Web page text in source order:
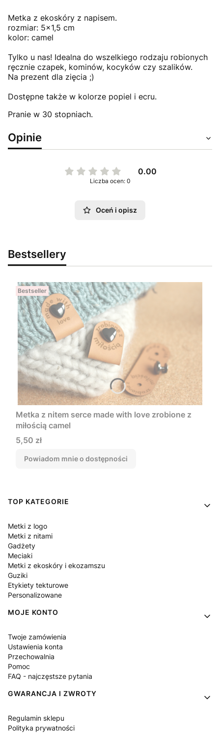
Metka z ekoskóry z napisem.
rozmiar: 5x1,5 cm
kolor: camel
Tylko u nas! Idealna do wszelkiego rodzaju robionych
ręcznie czapek, kominów, kocyków czy szalików.
Na prezent dla zięcia ;)
Dostępne także w kolorze popiel i ecru.
Pranie w 30 stopniach.
Opinie
0.00
Liczba ocen: 0
Oceń i opisz
Bestsellery
Bestseller
Metka z nitem serce made with love zrobione z
miłością camel
Cena
5,50 zł
Powiadom mnie o dostępności
Linki w stopce
TOP KATEGORIE
Metki z logo
Metki z nitami
Gadżety
Meciaki
Metki z ekoskóry i ekozamszu
Guziki
Etykiety tekturowe
Personalizowane
MOJE KONTO
Twoje zamówienia
Ustawienia konta
Przechowalnia
Pomoc
FAQ - najczęstsze pytania
GWARANCJA I ZWROTY
Regulamin sklepu
Polityka prywatności